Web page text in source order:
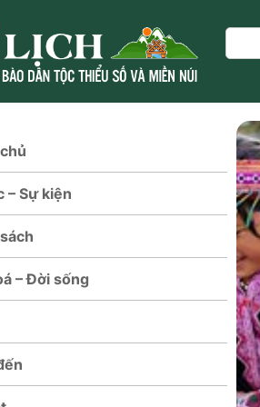
Search
– Sự kiện
– Đời sống